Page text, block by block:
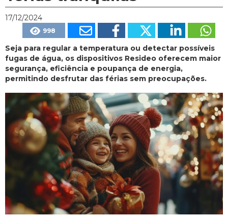
17/12/2024
998
Seja para regular a temperatura ou detectar possíveis
fugas de água, os dispositivos Resideo oferecem maior
segurança, eficiência e poupança de energia,
permitindo desfrutar das férias sem preocupações.